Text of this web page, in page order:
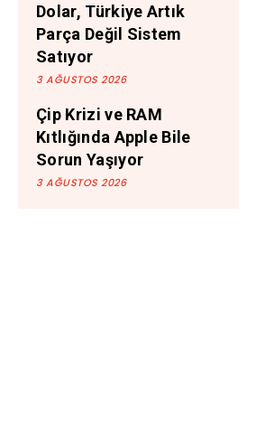
Dolar, Türkiye Artık
Parça Değil Sistem
Satıyor
3 AĞUSTOS 2026
Çip Krizi ve RAM
Kıtlığında Apple Bile
Sorun Yaşıyor
3 AĞUSTOS 2026